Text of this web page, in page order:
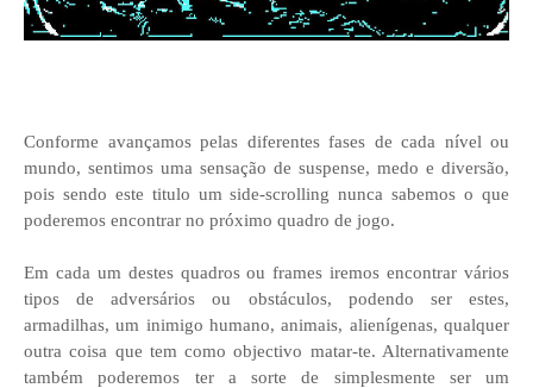
Conforme avançamos pelas diferentes fases de cada nível ou
mundo, sentimos uma sensação de suspense, medo e diversão,
pois sendo este titulo um side-scrolling nunca sabemos o que
poderemos encontrar no próximo quadro de jogo.
Em cada um destes quadros ou frames iremos encontrar vários
tipos de adversários ou obstáculos, podendo ser estes,
armadilhas, um inimigo humano, animais, alienígenas, qualquer
outra coisa que tem como objectivo matar-te. Alternativamente
também poderemos ter a sorte de simplesmente ser um